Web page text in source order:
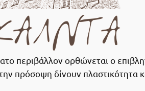
περιβάλλον ορθώνεται ο
πρόσοψη δίνουν πλαστικότητα